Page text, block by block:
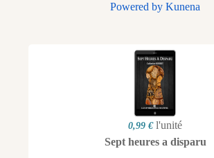
Powered by Kunena
0,99 € l'unité
Sept heures a disparu